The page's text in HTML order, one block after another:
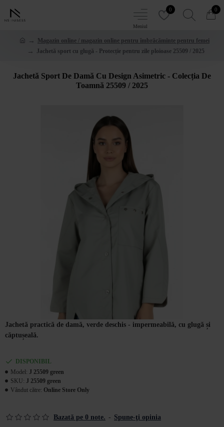
0 0
Magazin online / magazin online pentru îmbrăcăminte pentru femei
Jachetă sport cu glugă - Protecție pentru zile ploioase 25509 / 2025
Jachetă Sport De Damă Cu Design Asimetric - Colecția De
Toamnă 25509 / 2025
Jachetă practică de damă, verde deschis - impermeabilă, cu glugă și
căptușeală.
DISPONIBIL
Model: J 25509 green
SKU: J 25509 green
Vândut către: Online Store Only
Bazată pe 0 note. - Spune-ţi opinia